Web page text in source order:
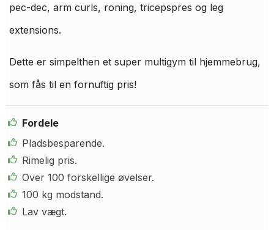
pec-dec, arm curls, roning, tricepspres og leg
extensions.
Dette er simpelthen et super multigym til hjemmebrug,
som fås til en fornuftig pris!
Fordele
Pladsbesparende.
Rimelig pris.
Over 100 forskellige øvelser.
100 kg modstand.
Lav vægt.